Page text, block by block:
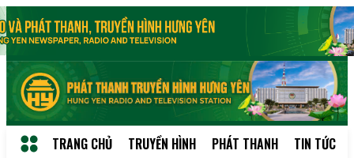
TRANG CHỦ TRUYỀN HÌNH PHÁT THANH TIN TỨC